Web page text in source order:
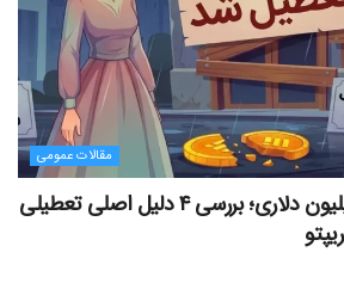
مقالات عمومی
پایان تلخ پروژه‌های میلیون دلاری؛ بررسی ۴ دلیل اصلی تعطیلی